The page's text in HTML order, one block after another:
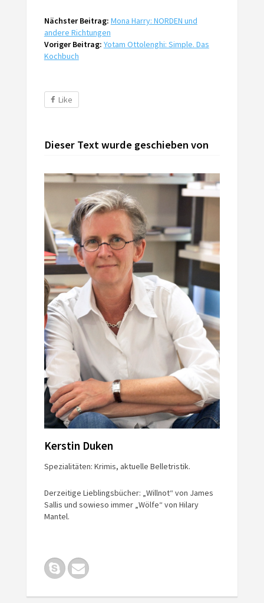
Nächster Beitrag: Mona Harry: NORDEN und
andere Richtungen
Voriger Beitrag: Yotam Ottolenghi: Simple. Das
Kochbuch
Like
Dieser Text wurde geschieben von
Kerstin Duken
Spezialitäten: Krimis, aktuelle Belletristik.
Derzeitige Lieblingsbücher: „Willnot“ von James
Sallis und sowieso immer „Wölfe“ von Hilary
Mantel.